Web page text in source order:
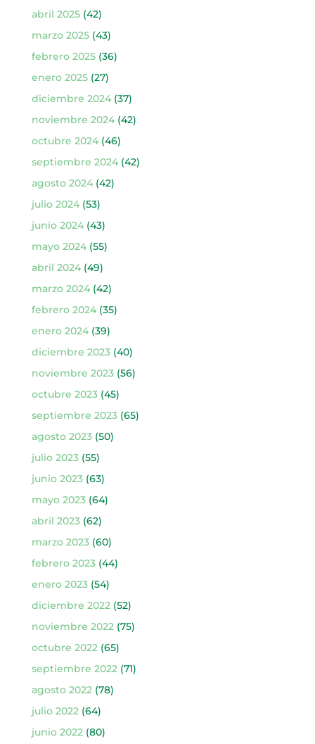
abril 2025(42)
marzo 2025(43)
febrero 2025(36)
enero 2025(27)
diciembre 2024(37)
noviembre 2024(42)
octubre 2024(46)
septiembre 2024(42)
agosto 2024(42)
julio 2024(53)
junio 2024(43)
mayo 2024(55)
abril 2024(49)
marzo 2024(42)
febrero 2024(35)
enero 2024(39)
diciembre 2023(40)
noviembre 2023(56)
octubre 2023(45)
septiembre 2023(65)
agosto 2023(50)
julio 2023(55)
junio 2023(63)
mayo 2023(64)
abril 2023(62)
marzo 2023(60)
febrero 2023(44)
enero 2023(54)
diciembre 2022(52)
noviembre 2022(75)
octubre 2022(65)
septiembre 2022(71)
agosto 2022(78)
julio 2022(64)
junio 2022(80)